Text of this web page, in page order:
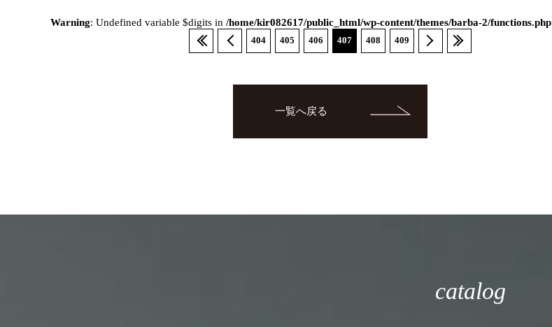
Warning: Undefined variable $digits in /home/kir082617/public_html/wp-content/themes/barba-2/functions.php
404 405 406 407 408 409
一覧へ戻る
catalog